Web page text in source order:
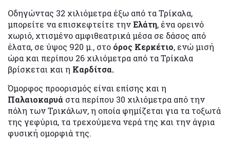
Οδηγώντας 32 χιλιόμετρα έξω από τα Τρίκαλα,
μπορείτε να επισκεφτείτε τηνΕλάτη, ένα ορεινό
χωριό, χτισμένο αμφιθεατρικά μέσα σε δάσος από
έλατα, σε ύψος 920 μ., στο όρος Κερκέτιο, ενώ μισή
ώρα και περίπου 26 χιλιόμετρα από τα Τρίκαλα
βρίσκεται και η Καρδίτσα.
Όμορφος προορισμός είναι επίσης και η
Παλαιοκαρυά στα περίπου 30 χιλιόμετρα από την
πόλη των Τρικάλων, η οποία φημίζεται για τα τοξωτά
της γεφύρια, τα τρεχούμενα νερά της και την άγρια
φυσική ομορφιά της.